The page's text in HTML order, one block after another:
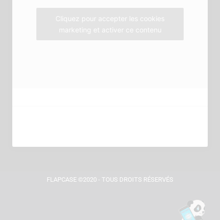
m
Cliquez pour accepter les cookies
marketing et activer ce contenu
FLAPCASE ©2020 - TOUS DROITS RÉSERVÉS